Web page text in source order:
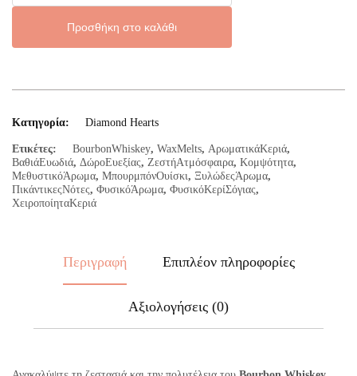
Hearts
Προσθήκη στο καλάθι
Κατηγορία: Diamond Hearts
Ετικέτες: BourbonWhiskey, WaxMelts, ΑρωματικάΚεριά,
ΒαθιάΕυωδιά, ΔώροΕυεξίας, ΖεστήΑτμόσφαιρα, Κομψότητα,
ΜεθυστικόΆρωμα, ΜπουρμπόνΟυίσκι, ΞυλώδεςΆρωμα,
ΠικάντικεςΝότες, ΦυσικόΆρωμα, ΦυσικόΚερίΣόγιας,
ΧειροποίηταΚεριά
Περιγραφή Επιπλέον πληροφορίες
Αξιολογήσεις (0)